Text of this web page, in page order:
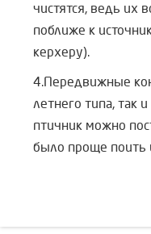
чистятся, ведь их
поближе к
керхеру).
4.Передвижные
летнего типа, так
птичник можно
было проще поить